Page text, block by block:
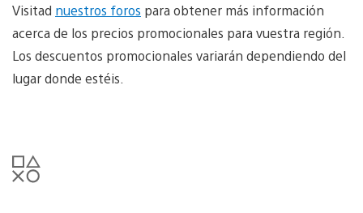
Visitad nuestros foros para obtener más información
acerca de los precios promocionales para vuestra región.
Los descuentos promocionales variarán dependiendo del
lugar donde estéis.